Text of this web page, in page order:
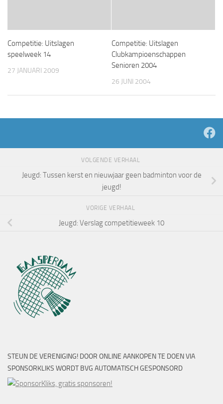
Competitie: Uitslagen
speelweek 14
27 JANUARI 2009
Competitie: Uitslagen
Clubkampioenschappen
Senioren 2004
26 JUNI 2004
VOLGENDE VERHAAL
Jeugd: Tussen kerst en nieuwjaar geen badminton voor de
jeugd!
VORIGE VERHAAL
Jeugd: Verslag competitieweek 10
STEUN DE VERENIGING! DOOR ONLINE AANKOPEN TE DOEN VIA
SPONSORKLIKS WORDT BVG AUTOMATISCH GESPONSORD